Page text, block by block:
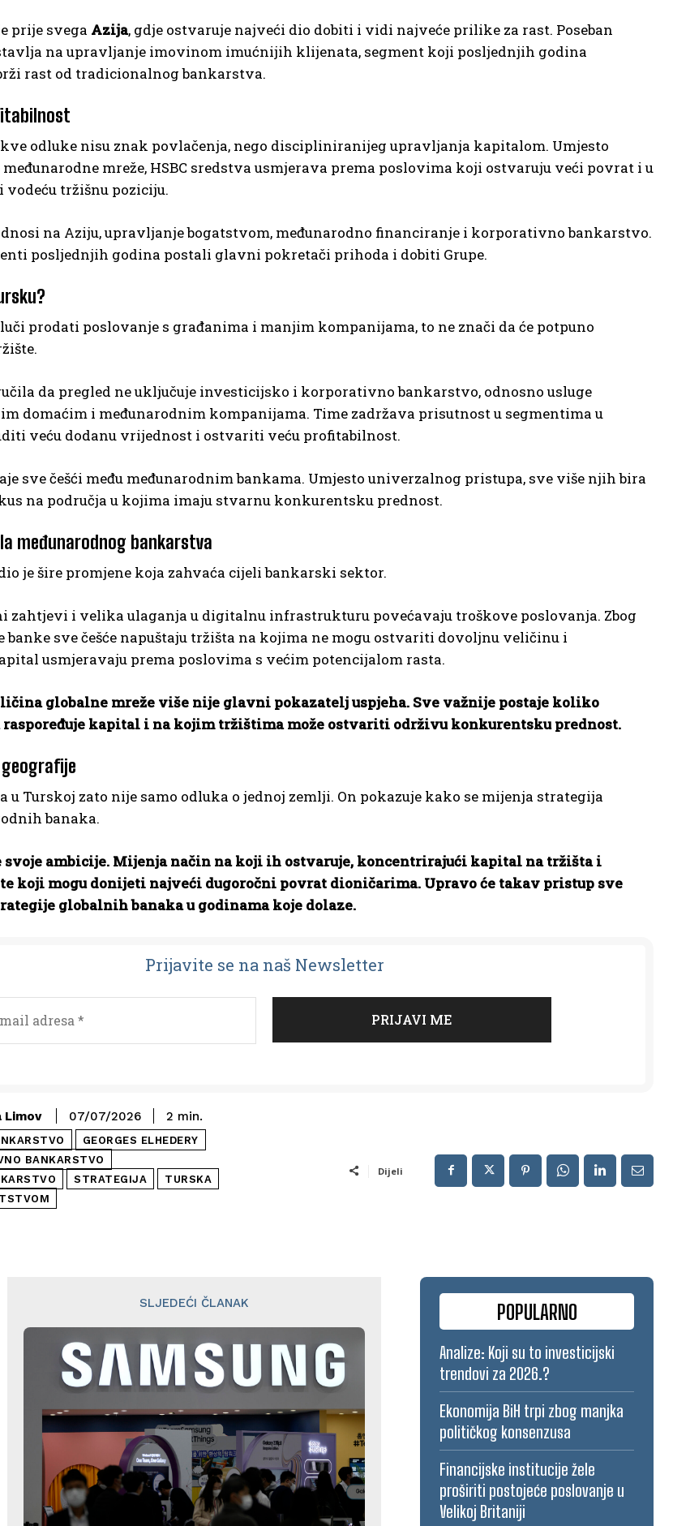
prije svega Azija, gdje ostvaruje najveći dio dobiti i vidi najveće prilike za rast. Poseban
na upravljanje imovinom imućnijih klijenata, segment koji posljednjih godina
rast od tradicionalnog bankarstva.
odluke nisu znak povlačenja, nego discipliniranijeg upravljanja kapitalom. Umjesto
mreže, HSBC sredstva usmjerava prema poslovima koji ostvaruju veći povrat i u
tržišnu poziciju.
na Aziju, upravljanje bogatstvom, međunarodno financiranje i korporativno bankarstvo.
posljednjih godina postali glavni pokretači prihoda i dobiti Grupe.
prodati poslovanje s građanima i manjim kompanijama, to ne znači da će potpuno
da pregled ne uključuje investicijsko i korporativno bankarstvo, odnosno usluge
domaćim i međunarodnim kompanijama. Time zadržava prisutnost u segmentima u
veću dodanu vrijednost i ostvariti veću profitabilnost.
sve češći među međunarodnim bankama. Umjesto univerzalnog pristupa, sve više njih bira
na područja u kojima imaju stvarnu konkurentsku prednost.
međunarodnog bankarstva
je šire promjene koja zahvaća cijeli bankarski sektor.
zahtjevi i velika ulaganja u digitalnu infrastrukturu povećavaju troškove poslovanja. Zbog
banke sve češće napuštaju tržišta na kojima ne mogu ostvariti dovoljnu veličinu i
usmjeravaju prema poslovima s većim potencijalom rasta.
globalne mreže više nije glavni pokazatelj uspjeha. Sve važnije postaje koliko
kapital i na kojim tržištima može ostvariti održivu konkurentsku prednost.
u Turskoj zato nije samo odluka o jednoj zemlji. On pokazuje kako se mijenja strategija
banaka.
svoje ambicije. Mijenja način na koji ih ostvaruje, koncentrirajući kapital na tržišta i
koji mogu donijeti najveći dugoročni povrat dioničarima. Upravo će takav pristup sve
globalnih banaka u godinama koje dolaze.
Prijavite se na naš Newsletter
Limov 07/07/2026 2 min.
GEORGES ELHEDERY
BANKARSTVO
STRATEGIJA
TURSKA
Dijeli
SLJEDEĆI ČLANAK POPULARNO
Analize: Koji su to investicijski
trendovi za 2026.?
Ekonomija BiH trpi zbog manjka
političkog konsenzusa
Financijske institucije žele
proširiti postojeće poslovanje u
Velikoj Britaniji